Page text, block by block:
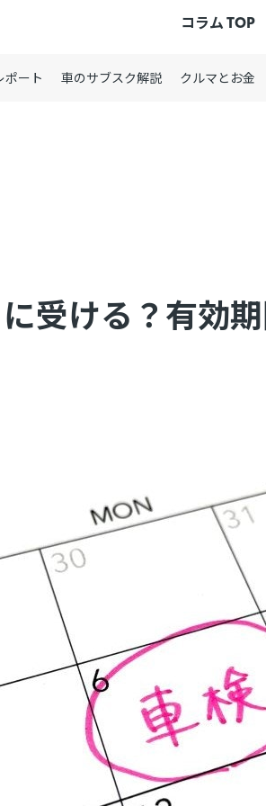
コラム TOP
ポート 車のサブスク解説 クルマとお金
受ける？有効